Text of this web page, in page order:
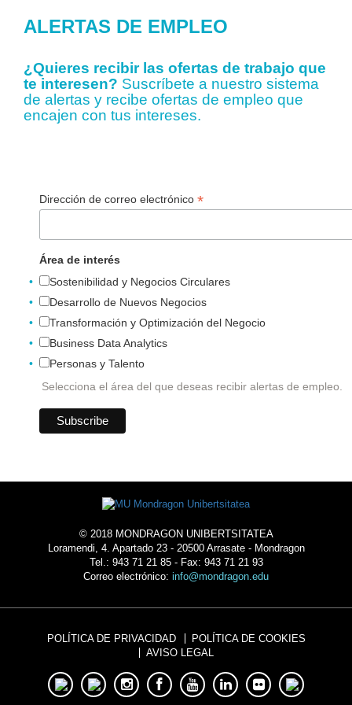
ALERTAS DE EMPLEO
¿Quieres recibir las ofertas de trabajo que
te interesen? Suscríbete a nuestro sistema
de alertas y recibe ofertas de empleo que
encajen con tus intereses.
Dirección de correo electrónico *
Área de interés
Sostenibilidad y Negocios Circulares
Desarrollo de Nuevos Negocios
Transformación y Optimización del Negocio
Business Data Analytics
Personas y Talento
Selecciona el área del que deseas recibir alertas de empleo.
© 2018 MONDRAGON UNIBERTSITATEA
Loramendi, 4. Apartado 23 - 20500 Arrasate - Mondragon
Tel.: 943 71 21 85 - Fax: 943 71 21 93
Correo electrónico: info@mondragon.edu
POLÍTICA DE PRIVACIDAD
POLÍTICA DE COOKIES
AVISO LEGAL